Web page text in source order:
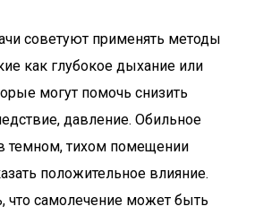
советуют применять методы
как глубокое дыхание или
могут помочь снизить
давление. Обильное
темном, тихом помещении
положительное влияние.
что самолечение может быть